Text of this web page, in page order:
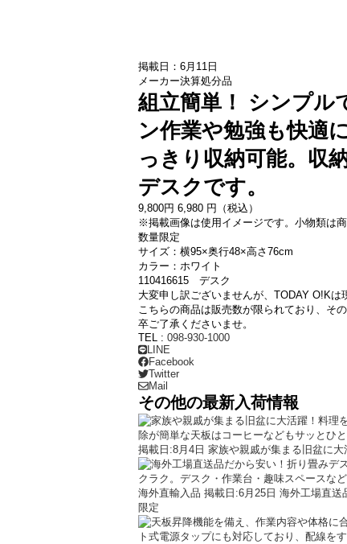
掲載日：6月11日
メーカー決算処分品
組立簡単！ シンプル
ン作業や勉強も快適
っきり収納可能。収
デスクです。
9,800円 6,980 円（税込）
※掲載画像は使用イメージです。小物類は商
数量限定
サイズ：横95×奥行48×高さ76cm
カラー：ホワイト
110416615 デスク
大変申し訳ございませんが、TODAY O!Kは
こちらの商品は販売数が限られており、そ
卒ご了承くださいませ。
TEL : 098-930-1000
LINE
Facebook
Twitter
Mail
その他の最新入荷情報
掲載日:8月4日 家族や親戚が集まる旧盆に
海外直輸入品 掲載日:6月25日 海外工場直送
限定